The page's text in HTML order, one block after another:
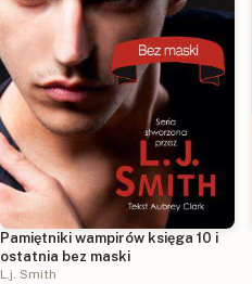
Pamiętniki wampirów księga 10 i
ostatnia bez maski
L.j. Smith